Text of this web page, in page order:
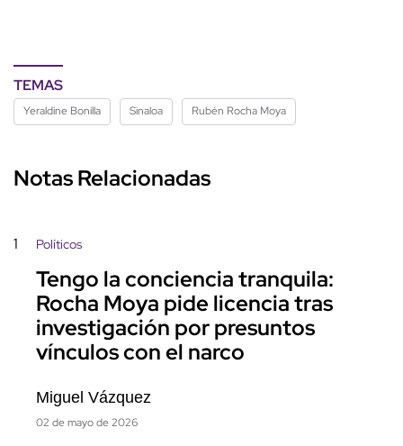
TEMAS
Yeraldine Bonilla Sinaloa Rubén Rocha Moya
Notas Relacionadas
1 Políticos
Tengo la conciencia tranquila:
Rocha Moya pide licencia tras
investigación por presuntos
vínculos con el narco
Miguel Vázquez
02 de mayo de 2026